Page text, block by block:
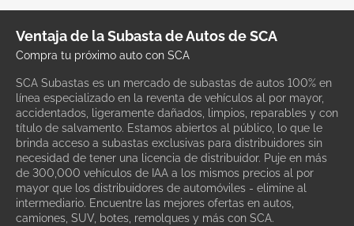
Ventaja de la Subasta de Autos de SCA
Compra tu próximo auto con SCA
SCA Subastas es un mercado de subastas de autos 100% en
línea especializado en la reventa de vehículos al por mayor,
accidentados, ligeramente dañados, limpios, reparables y con
título de salvamento. Estamos abiertos al público, lo que le
brinda acceso a subastas exclusivas para distribuidores sin
necesidad de tener una licencia de distribuidor. Puje en más
de 300,000 vehículos de IAA a los mismos precios al por
mayor que los distribuidores de automóviles - elimine al
intermediario. Encuentre las mejores ofertas en autos,
camiones, SUV, botes, remolques y más con SCA.